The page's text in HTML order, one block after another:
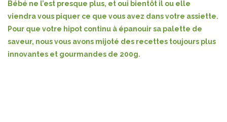
Bébé ne l’est presque plus, et oui bientôt il ou elle
viendra vous piquer ce que vous avez dans votre assiette.
Pour que votre hipot continu à épanouir sa palette de
saveur, nous vous avons mijoté des recettes toujours plus
innovantes et gourmandes de 200g.